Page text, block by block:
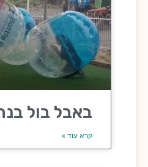
באבל בול
קרא עוד »